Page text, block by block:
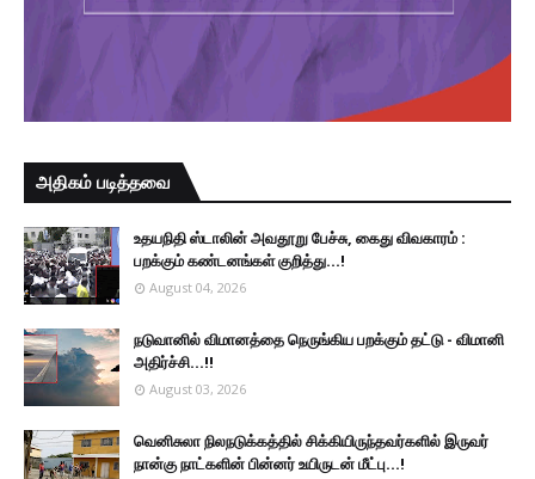
அதிகம் படித்தவை
உதயநிதி ஸ்டாலின் அவதூறு பேச்சு, கைது விவகாரம் :
பறக்கும் கண்டனங்கள் குறித்து...!
August 04, 2026
நடுவானில் விமானத்தை நெருங்கிய பறக்கும் தட்டு - விமானி
அதிர்ச்சி...!!
August 03, 2026
வெனிசுலா நிலநடுக்கத்தில் சிக்கியிருந்தவர்களில் இருவர்
நான்கு நாட்களின் பின்னர் உயிருடன் மீட்பு...!